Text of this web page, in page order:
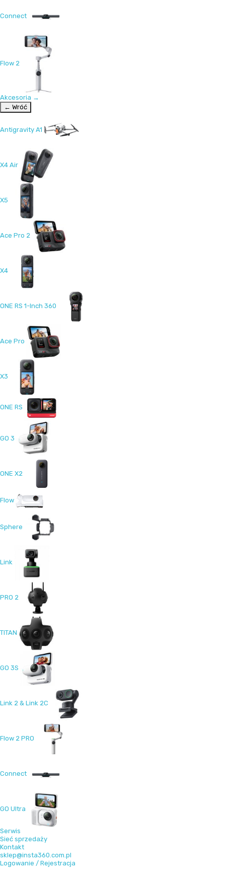
Connect
Flow 2
Akcesoria →
← Wróć
Antigravity A1
X4 Air
X5
Ace Pro 2
X4
ONE RS 1-Inch 360
Ace Pro
X3
ONE RS
GO 3
ONE X2
Flow
Sphere
Link
PRO 2
TITAN
GO 3S
Link 2 & Link 2C
Flow 2 PRO
Connect
GO Ultra
Serwis
Sieć sprzedaży
Kontakt
sklep@insta360.com.pl
Logowanie / Rejestracja